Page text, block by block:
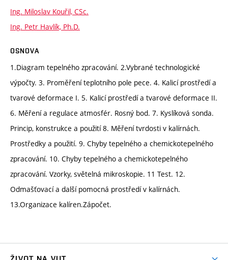
Ing. Miloslav Kouřil, CSc.
Ing. Petr Havlík, Ph.D.
OSNOVA
1.Diagram tepelného zpracování. 2.Vybrané technologické
výpočty. 3. Proměření teplotního pole pece. 4. Kalicí prostředí a
tvarové deformace I. 5. Kalicí prostředí a tvarové deformace II.
6. Měření a regulace atmosfér. Rosný bod. 7. Kyslíková sonda.
Princip, konstrukce a použití 8. Měření tvrdosti v kalírnách.
Prostředky a použití. 9. Chyby tepelného a chemickotepelného
zpracování. 10. Chyby tepelného a chemickotepelného
zpracování. Vzorky, světelná mikroskopie. 11 Test. 12.
Odmašťovací a další pomocná prostředí v kalírnách.
13.Organizace kalíren.Zápočet.